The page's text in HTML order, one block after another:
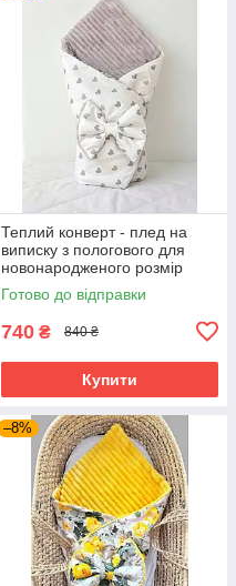
Теплий конверт - плед на
виписку з пологового для
новонародженого розмір
90х80 см BST сірі серденька
Готово до відправки
740 ₴ 840 ₴
Купити
–8%